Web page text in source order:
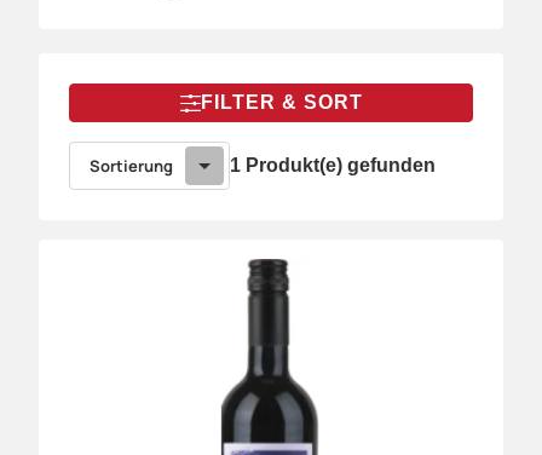
FILTER & SORT
Sortierung 1 Produkt(e) gefunden